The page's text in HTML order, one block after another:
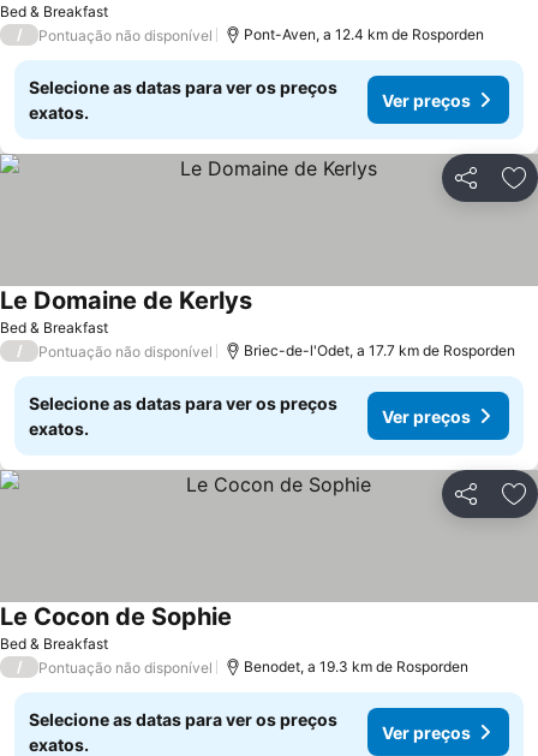
Bed & Breakfast
/ Pontuação não disponível Pont-Aven, a 12.4 km de Rosporden
Selecione as datas para ver os preços
exatos.
Ver preços
Partilhar
Bed & Breakfast
Le Domaine de KerlysVer preços
/ Pontuação não disponível Briec-de-l'Odet, a 17.7 km de Rosporden
Selecione as datas para ver os preços
exatos.
Ver preços
Partilhar
Bed & Breakfast
Le Cocon de Sophie
/ Pontuação não disponível Benodet, a 19.3 km de Rosporden
Selecione as datas para ver os preços
exatos.
Ver preços